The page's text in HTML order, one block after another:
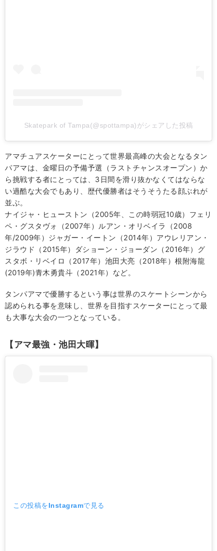
Skatepark of Tampa(@spottampa)がシェアした投稿
アマチュアスケーターにとって世界最高峰の大会となるタン
パアマは、金曜日の予備予選（ラストチャンスオープン）か
ら挑戦する者にとっては、3日間を滑り抜かなくてはならな
い過酷な大会でもあり、歴代優勝者はそうそうたる顔ぶれが
並ぶ。
ナイジャ・ヒューストン（2005年、この時弱冠10歳）フェリ
ペ・グスタヴォ（2007年）ルアン・オリベイラ（2008
年/2009年）ジャガー・イートン（2014年）アウレリアン・
ジラウド（2015年）ダショーン・ジョーダン（2016年）グ
スタボ・リベイロ（2017年）池田大亮（2018年）根附海龍
(2019年)青木勇貴斗（2021年）など。
タンパアマで優勝するという事は世界のスケートシーンから
認められる事を意味し、世界を目指すスケーターにとって最
も大事な大会の一つとなっている。
【アマ最強・池田大暉】
この投稿をInstagramで見る